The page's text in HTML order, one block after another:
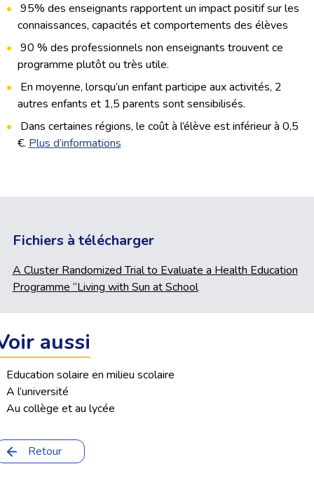
95% des enseignants rapportent un impact positif sur les
connaissances, capacités et comportements des élèves
90 % des professionnels non enseignants trouvent ce
programme plutôt ou très utile.
En moyenne, lorsqu’un enfant participe aux activités, 2
autres enfants et 1,5 parents sont sensibilisés.
Dans certaines régions, le coût à l’élève est inférieur à 0,5
€. Plus d’informations
Fichiers à télécharger
A Cluster Randomized Trial to Evaluate a Health Education
Programme “Living with Sun at School
aussi
Education solaire en milieu scolaire
A l’université
Au collège et au lycée
Retour